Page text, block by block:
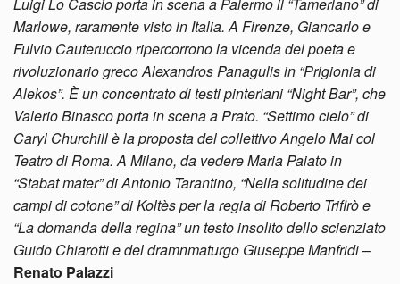
Luigi Lo Cascio porta in scena a Palermo il “Tamerlano” di
Marlowe, raramente visto in Italia. A Firenze, Giancarlo e
Fulvio Cauteruccio ripercorrono la vicenda del poeta e
rivoluzionario greco Alexandros Panagulis in “Prigionia di
Alekos”. È un concentrato di testi pinteriani “Night Bar”, che
Valerio Binasco porta in scena a Prato. “Settimo cielo” di
Caryl Churchill è la proposta del collettivo Angelo Mai col
Teatro di Roma. A Milano, da vedere Maria Paiato in
“Stabat mater” di Antonio Tarantino, “Nella solitudine dei
campi di cotone” di Koltès per la regia di Roberto Trifirò e
“La domanda della regina”un testo insolito dello scienziato
Guido Chiarotti e del dramnmaturgo Giuseppe Manfridi–
Renato Palazzi